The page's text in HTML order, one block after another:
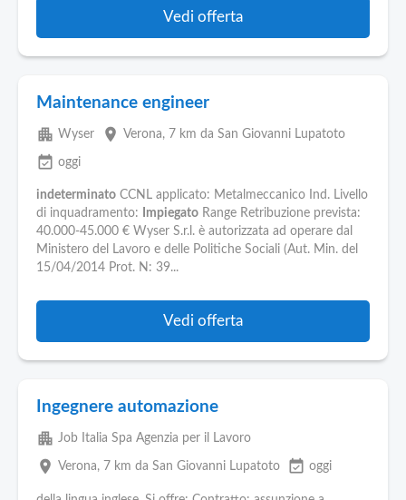
Vedi offerta
Maintenance engineer
apartment Wyser place Verona, 7 km da San Giovanni Lupatoto
event_available oggi
indeterminato CCNL applicato: Metalmeccanico Ind. Livello
di inquadramento:
Impiegato Range Retribuzione prevista:
40.000-45.000 € Wyser S.r.l. è autorizzata ad operare dal
Ministero del Lavoro e delle Politiche Sociali (Aut. Min. del
15/04/2014 Prot. N: 39...
Vedi offerta
Ingegnere automazione
apartment Job Italia Spa Agenzia per il Lavoro
place Verona, 7 km da San Giovanni Lupatoto event_available oggi